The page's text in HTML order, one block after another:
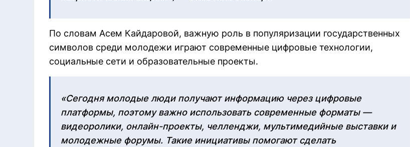
По словам Асем Кайдаровой, важную роль в популяризации государственных
символов среди молодежи играют современные цифровые технологии,
социальные сети и образовательные проекты.
«Сегодня молодые люди получают информацию через цифровые
платформы, поэтому важно использовать современные форматы —
видеоролики, онлайн-проекты, челленджи, мультимедийные выставки и
молодежные форумы. Такие инициативы помогают сделать